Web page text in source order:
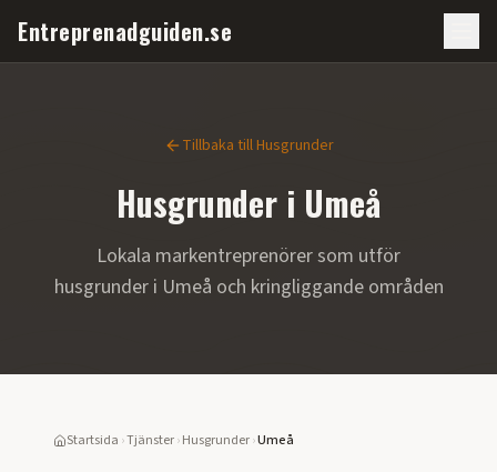
Entreprenadguiden.se
Tillbaka tillHusgrunder
Husgrunder i Umeå
Lokala markentreprenörer som utför
husgrunderi Umeå och kringliggande områden
Startsida ›Tjänster›Husgrunder›Umeå